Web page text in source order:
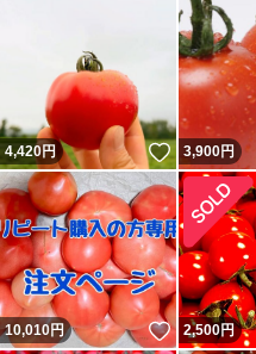
4,420円 いいね！
3,900円
10,010円 いいね！
2,500円